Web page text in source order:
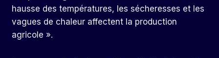
hausse des températures, les sécheresses et les
vagues de chaleur affectent la production
agricole ».